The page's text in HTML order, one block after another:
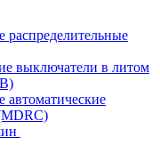
распределительные
выключатели в литом
автоматические